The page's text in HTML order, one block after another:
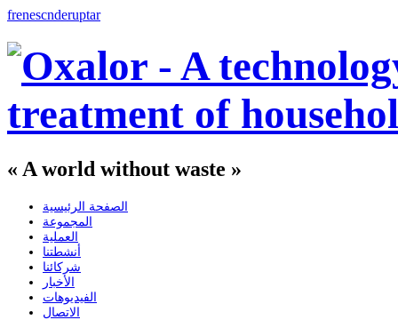
frenescnderuptar
« A world without waste »
الصفحة الرئيسية
المجموعة
العملية
أنشطتنا
شركائنا
الأخبار
الفيديوهات
الاتصال